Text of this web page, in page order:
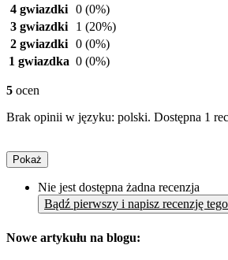
4 gwiazdki 0 (0%)
3 gwiazdki
1 (20%)
2 gwiazdki 0 (0%)
1 gwiazdka 0 (0%)
5 ocen
Brak opinii w języku: polski. Dostępna 1
Pokaż
Nie jest dostępna żadna recenzja
Bądź pierwszy i napisz recenzję
Nowe artykułu na blogu: